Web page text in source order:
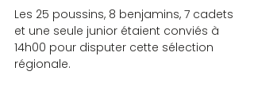
Les 25 poussins, 8 benjamins, 7 cadets
et une seule junior étaient conviés à
14h00 pour disputer cette sélection
régionale.